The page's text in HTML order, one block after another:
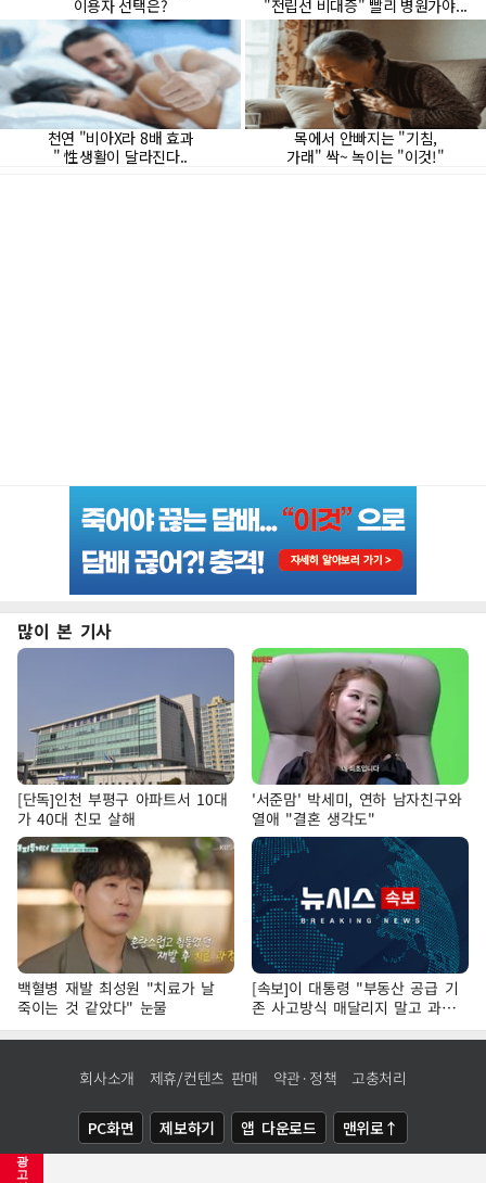
광
고
많이 본 기사
[단독]인천 부평구 아파트서 10대
가 40대 친모 살해
'서준맘' 박세미, 연하 남자친구와
열애 "결혼 생각도"
백혈병 재발 최성원 "치료가 날
죽이는 것 같았다" 눈물
[속보]이 대통령 "부동산 공급 기
존 사고방식 매달리지 말고 과감
히 실천"
회사소개 제휴/컨텐츠 판매 약관·정책 고충처리
PC화면 제보하기 앱 다운로드 맨위로↑